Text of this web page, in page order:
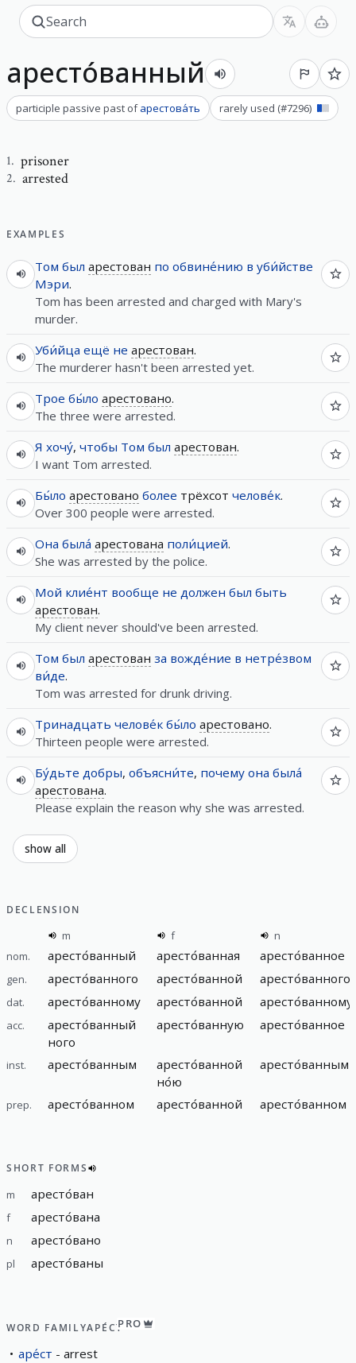
аресто́ванный
participle passive past ofарестова́ть rarely used (#7296)
1. prisoner
2. arrested
EXAMPLES
Том был арестован по обвине́нию в уби́йстве
Мэри.
Tom has been arrested and charged with Mary's
murder.
Уби́йца ещё не арестован.
The murderer hasn't been arrested yet.
Трое бы́ло арестовано.
The three were arrested.
Я хочу́, чтобы Том был арестован.
I want Tom arrested.
Бы́ло арестовано более трёхсот челове́к.
Over 300 people were arrested.
Она была́ арестована поли́цией.
She was arrested by the police.
Мой клие́нт вообще не должен был быть
арестован.
My client never should've been arrested.
Том был арестован за вожде́ние в нетре́звом
ви́де.
Tom was arrested for drunk driving.
Тринадцать челове́к бы́ло арестовано.
Thirteen people were arrested.
Бу́дьте добры, объясни́те, почему она была́
арестована.
Please explain the reason why she was arrested.
show all
DECLENSION
m f
n
nom.
аресто́ванный аресто́ванная аресто́ванное
gen. аресто́ванного аресто́ванной аресто́ванного
dat. аресто́ванному аресто́ванной аресто́ванному
acc.
аресто́ванный
ного
аресто́ванную аресто́ванное
inst. аресто́ванным
аресто́ванной
но́ю
аресто́ванным
prep. аресто́ванном аресто́ванной аресто́ванном
SHORT FORMS
m аресто́ван
f аресто́вана
n аресто́вано
pl аресто́ваны
WORD FAMILYАРЕ́СТPRO
аре́ст arrest